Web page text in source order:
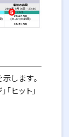
します。
ヒット」